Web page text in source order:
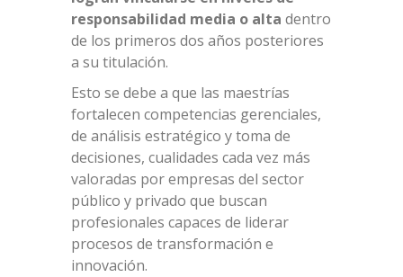
responsabilidad media o alta dentro
de los primeros dos años posteriores
a su titulación.
Esto se debe a que las maestrías
fortalecen competencias gerenciales,
de análisis estratégico y toma de
decisiones, cualidades cada vez más
valoradas por empresas del sector
público y privado que buscan
profesionales capaces de liderar
procesos de transformación e
innovación.